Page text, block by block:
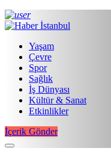
Yaşam
Çevre
Spor
Sağlık
İş Dünyası
Kültür & Sanat
Etkinlikler
İçerik Gönder